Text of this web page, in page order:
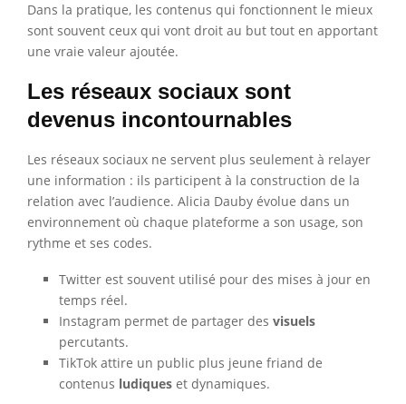
Dans la pratique, les contenus qui fonctionnent le mieux
sont souvent ceux qui vont droit au but tout en apportant
une vraie valeur ajoutée.
Les réseaux sociaux sont
devenus incontournables
Les réseaux sociaux ne servent plus seulement à relayer
une information : ils participent à la construction de la
relation avec l’audience. Alicia Dauby évolue dans un
environnement où chaque plateforme a son usage, son
rythme et ses codes.
Twitter est souvent utilisé pour des mises à jour en
temps réel.
Instagram permet de partager des visuels
percutants.
TikTok attire un public plus jeune friand de
contenus ludiques et dynamiques.